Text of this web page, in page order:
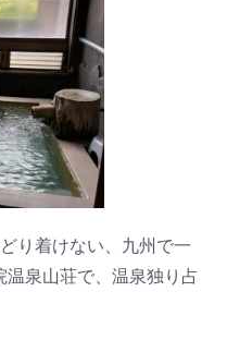
り着けない、九州で一
泉山荘で、温泉独り占